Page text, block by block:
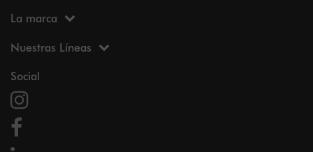
La marca
Nuestras Líneas
Social